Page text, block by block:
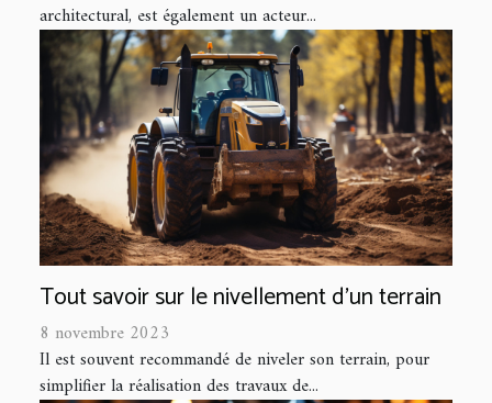
architectural, est également un acteur...
Tout savoir sur le nivellement d’un terrain
8 novembre 2023
Il est souvent recommandé de niveler son terrain, pour
simplifier la réalisation des travaux de...